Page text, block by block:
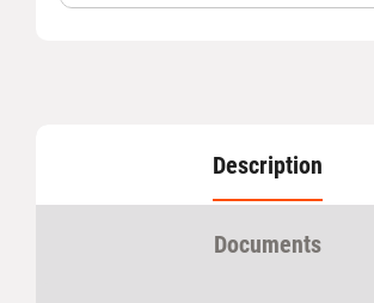
Description
Documents